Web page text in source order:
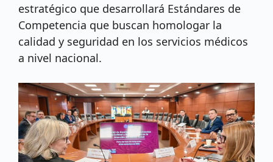
estratégico que desarrollará Estándares de
Competencia que buscan homologar la
calidad y seguridad en los servicios médicos
a nivel nacional.